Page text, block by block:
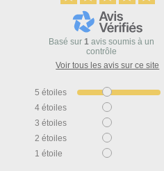
Basé sur 1 avis soumis à un
contrôle
Voir tous les avis sur ce site
5 étoiles
4 étoiles
3 étoiles
2 étoiles
1 étoile